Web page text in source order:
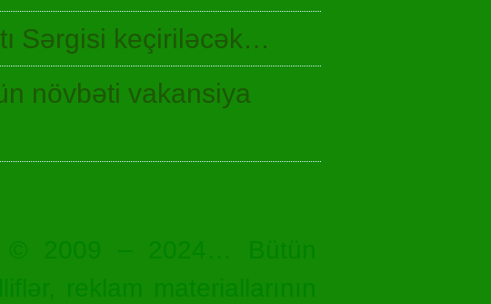
Sərgisi keçiriləcək…
növbəti vakansiya